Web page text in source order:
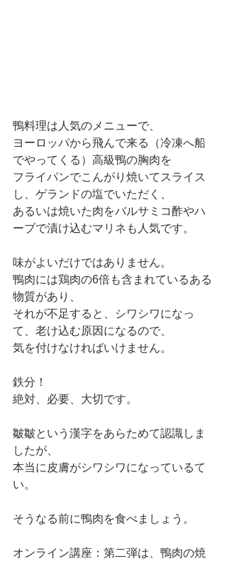
鴨料理は人気のメニューで、
ヨーロッパから飛んで来る（冷凍へ船
でやってくる）高級鴨の胸肉を
フライパンでこんがり焼いてスライス
し、ゲランドの塩でいただく、
あるいは焼いた肉をバルサミコ酢やハ
ーブで漬け込むマリネも人気です。
味がよいだけではありません。
鴨肉には鶏肉の6倍も含まれているある
物質があり、
それが不足すると、シワシワになっ
て、老け込む原因になるので、
気を付けなければいけません。
鉄分！
絶対、必要、大切です。
皺皺という漢字をあらためて認識しま
したが、
本当に皮膚がシワシワになっているて
い。
そうなる前に鴨肉を食べましょう。
オンライン講座：第二弾は、鴨肉の焼